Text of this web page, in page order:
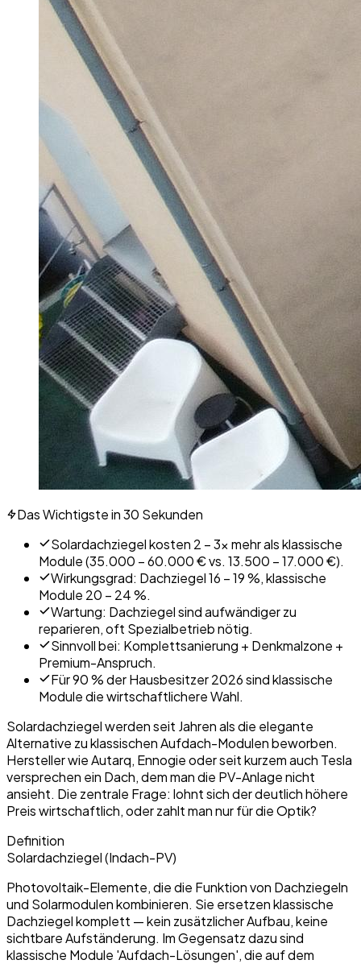
Das Wichtigste in 30 Sekunden
Solardachziegel kosten 2 – 3× mehr als klassische
Module (35.000 – 60.000 € vs. 13.500 – 17.000 €).
Wirkungsgrad: Dachziegel 16 – 19 %, klassische
Module 20 – 24 %.
Wartung: Dachziegel sind aufwändiger zu
reparieren, oft Spezialbetrieb nötig.
Sinnvoll bei: Komplettsanierung + Denkmalzone +
Premium-Anspruch.
Für 90 % der Hausbesitzer 2026 sind klassische
Module die wirtschaftlichere Wahl.
Solardachziegel werden seit Jahren als die elegante
Alternative zu klassischen Aufdach-Modulen beworben.
Hersteller wie Autarq, Ennogie oder seit kurzem auch Tesla
versprechen ein Dach, dem man die PV-Anlage nicht
ansieht. Die zentrale Frage: lohnt sich der deutlich höhere
Preis wirtschaftlich, oder zahlt man nur für die Optik?
Definition
Solardachziegel (Indach-PV)
Photovoltaik-Elemente, die die Funktion von Dachziegeln
und Solarmodulen kombinieren. Sie ersetzen klassische
Dachziegel komplett — kein zusätzlicher Aufbau, keine
sichtbare Aufständerung. Im Gegensatz dazu sind
klassische Module 'Aufdach-Lösungen', die auf dem